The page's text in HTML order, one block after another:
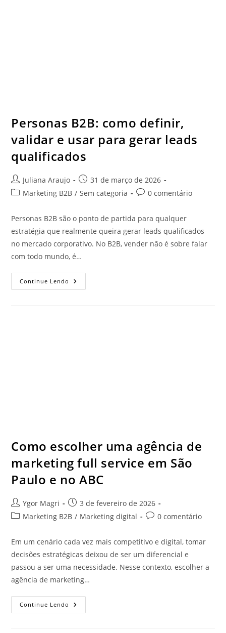
Personas B2B: como definir,
validar e usar para gerar leads
qualificados
Juliana Araujo
31 de março de 2026
Marketing B2B / Sem categoria 0 comentário
Personas B2B são o ponto de partida para qualquer
estratégia que realmente queira gerar leads qualificados
no mercado corporativo. No B2B, vender não é sobre falar
com todo mundo, é…
Continue Lendo
Como escolher uma agência de
marketing full service em São
Paulo e no ABC
Ygor Magri
3 de fevereiro de 2026
Marketing B2B / Marketing digital 0 comentário
Em um cenário cada vez mais competitivo e digital, tomar
decisões estratégicas deixou de ser um diferencial e
passou a ser uma necessidade. Nesse contexto, escolher a
agência de marketing…
Continue Lendo